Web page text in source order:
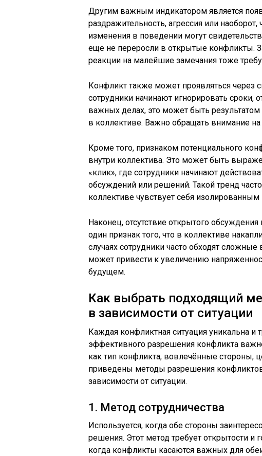
Другим важным индикатором является
раздражительность, агрессия или
изменения в поведении могут
еще не переросли в открытые конфликты.
реакции на малейшие замечания тоже
Конфликт также может проявляться через
сотрудники начинают игнорировать сроки,
важных делах, это может быть
в коллективе. Важно обращать внимание
Кроме того, признаком потенциального
внутри коллектива. Это может быть
«клик», где сотрудники начинают
обсуждений или решений. Такой тренд
коллективе чувствует себя
Наконец, отсутствие открытого
один признак того, что в коллективе
случаях сотрудники часто обходят
может привести к увеличению
будущем.
Как выбрать подходящий
в зависимости от ситуации
Каждая конфликтная ситуация уникальна и
эффективного разрешения конфликта
как тип конфликта, вовлечённые стороны,
приведены методы разрешения
зависимости от ситуации.
1. Метод сотрудничества
Используется, когда обе стороны
решения. Этот метод требует открытости
когда конфликты касаются важных для